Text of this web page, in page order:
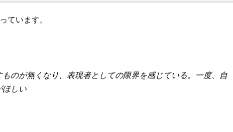
ています。
のが無くなり、表現者としての限界を感じている。一度、自
ほしい